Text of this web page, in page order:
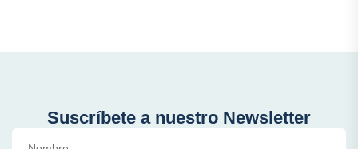
Suscríbete a nuestro Newsletter